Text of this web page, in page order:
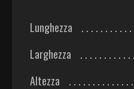
Lunghezza
Larghezza
Altezza